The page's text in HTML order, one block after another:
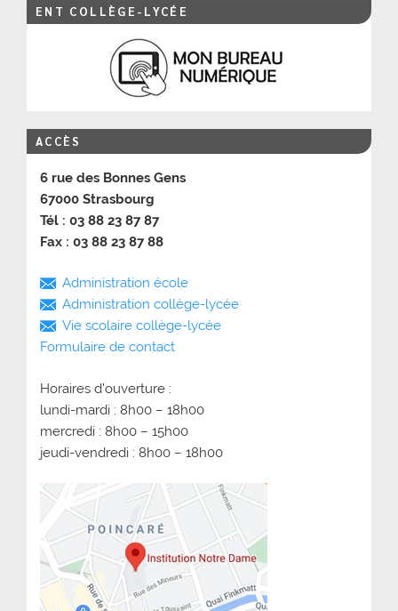
ENT COLLÈGE-LYCÉE
ACCÈS
6 rue des Bonnes Gens
67000 Strasbourg
Tél : 03 88 23 87 87
Fax : 03 88 23 87 88
Administration école
Administration collège-lycée
Vie scolaire collège-lycée
Formulaire de contact
Horaires d’ouverture :
lundi-mardi : 8h00 – 18h00
mercredi : 8h00 – 15h00
jeudi-vendredi : 8h00 – 18h00